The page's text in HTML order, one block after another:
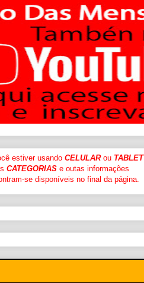
estiver usando CELULARou TABLET
CATEGORIASe outas informações
se disponíveis no final da página.